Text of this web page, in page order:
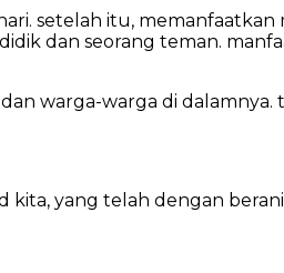
setelah itu, memanfaatkan
dan seorang teman.
warga-warga di dalamnya.
kita, yang telah dengan